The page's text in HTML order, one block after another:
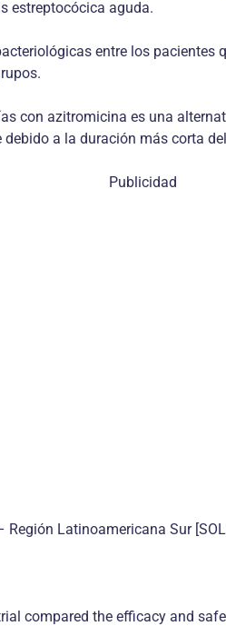
estreptocócica aguda.
entre los
con azitromicina es una
a la duración más corta
Publicidad
Región Latinoamericana Sur
compared the efficacy and